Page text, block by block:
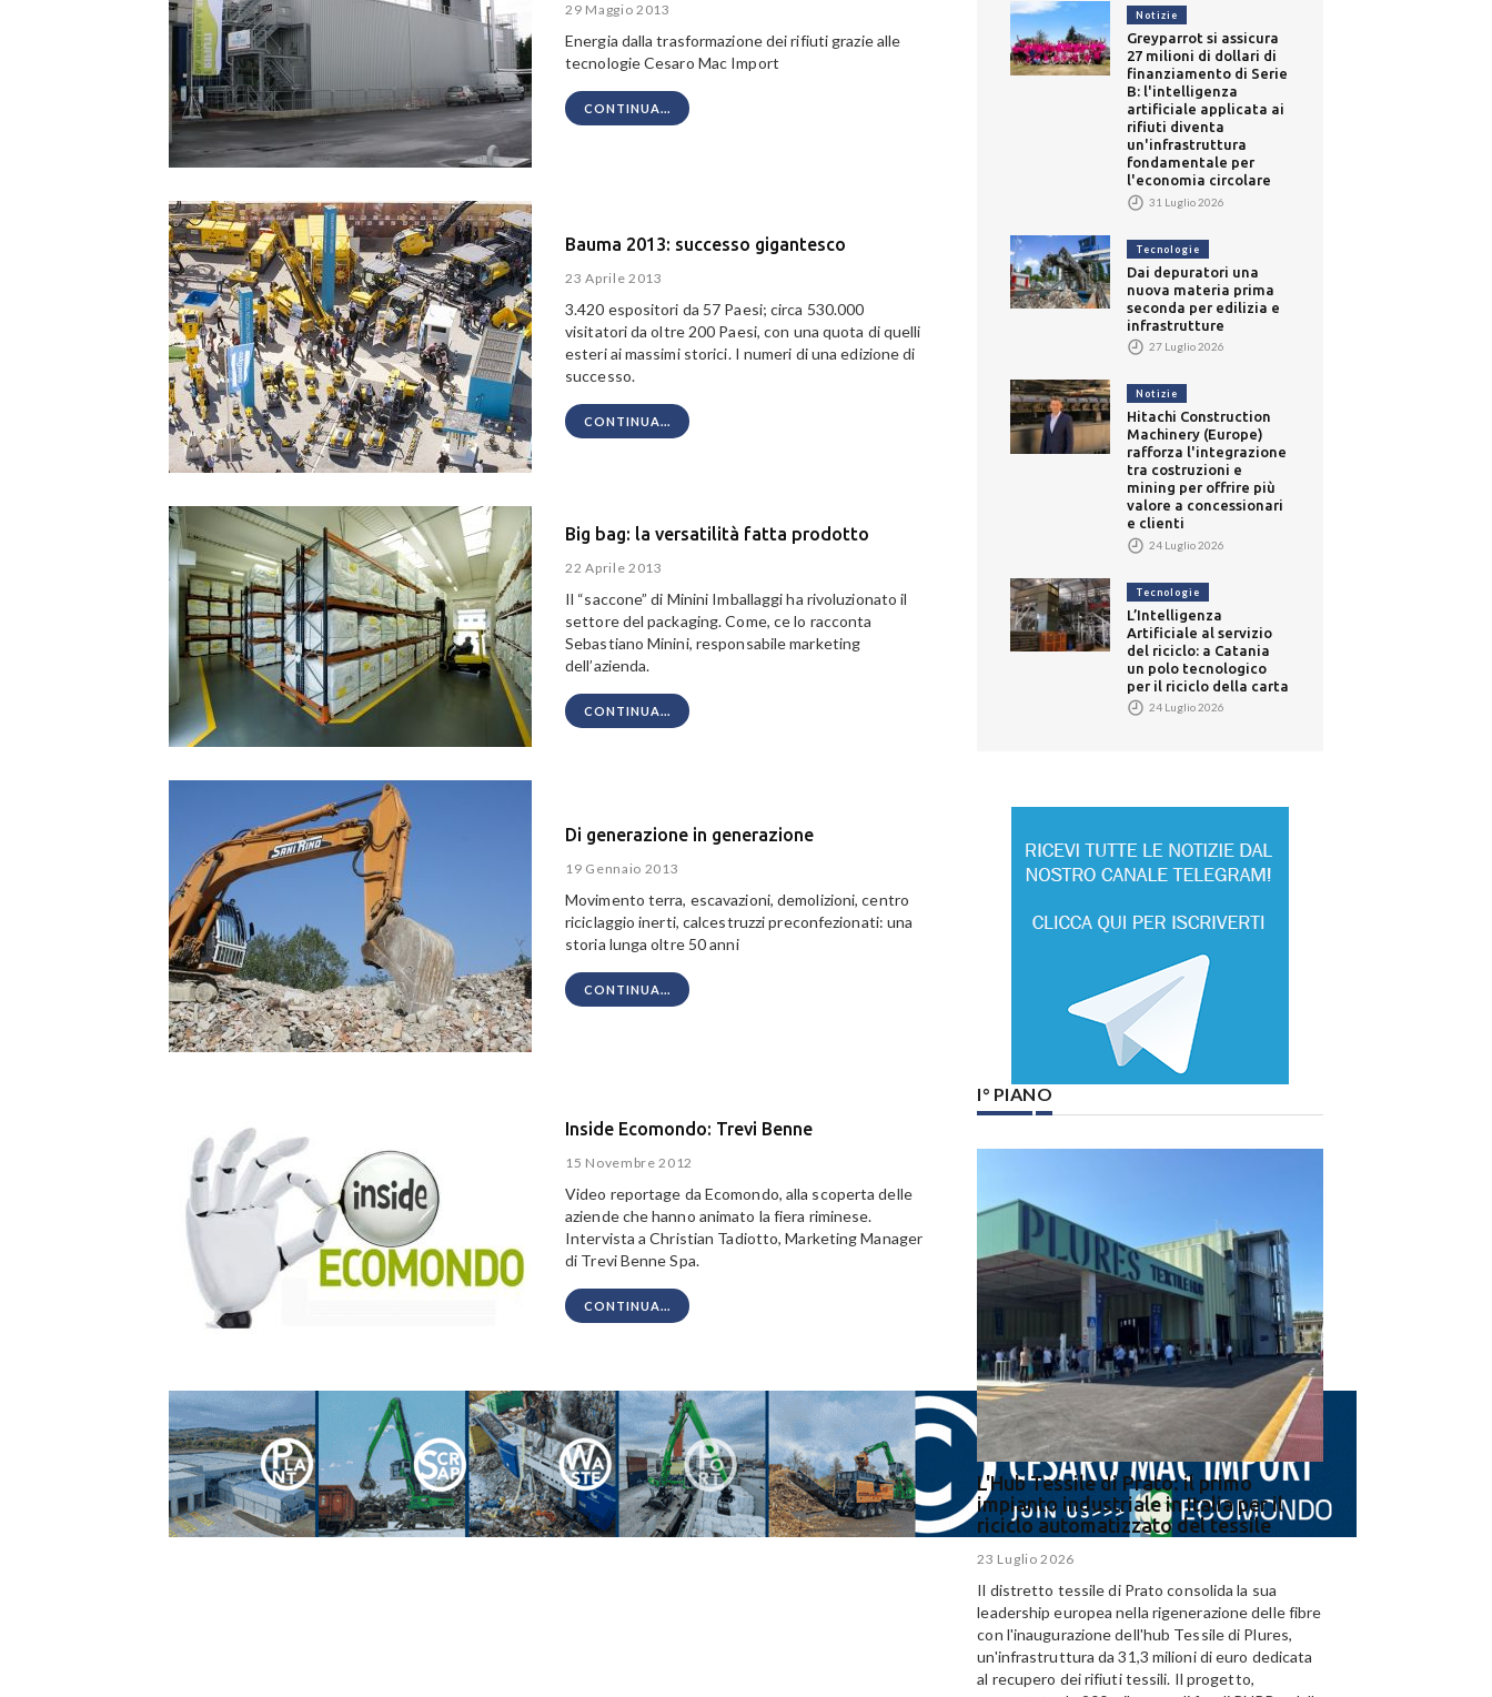
29 Maggio 2013
Energia dalla trasformazione dei rifiuti grazie alle
tecnologie Cesaro Mac Import
CONTINUA...
Bauma 2013: successo gigantesco
23 Aprile 2013
3.420 espositori da 57 Paesi; circa 530.000
visitatori da oltre 200 Paesi, con una quota di quelli
esteri ai massimi storici. I numeri di una edizione di
successo.
CONTINUA...
Big bag: la versatilità fatta prodotto
22 Aprile 2013
Il “saccone” di Minini Imballaggi ha rivoluzionato il
settore del packaging. Come, ce lo racconta
Sebastiano Minini, responsabile marketing
dell’azienda.
CONTINUA...
Di generazione in generazione
19 Gennaio 2013
Movimento terra, escavazioni, demolizioni, centro
riciclaggio inerti, calcestruzzi preconfezionati: una
storia lunga oltre 50 anni
CONTINUA...
Inside Ecomondo: Trevi Benne
15 Novembre 2012
Video reportage da Ecomondo, alla scoperta delle
aziende che hanno animato la fiera riminese.
Intervista a Christian Tadiotto, Marketing Manager
di Trevi Benne Spa.
CONTINUA...
Notizie
Greyparrot si assicura
27 milioni di dollari di
finanziamento di Serie
B: l'intelligenza
artificiale applicata ai
rifiuti diventa
un'infrastruttura
fondamentale per
l'economia circolare
31 Luglio 2026
Tecnologie
Dai depuratori una
nuova materia prima
seconda per edilizia e
infrastrutture
27 Luglio 2026
Notizie
Hitachi Construction
Machinery (Europe)
rafforza l'integrazione
tra costruzioni e
mining per offrire più
valore a concessionari
e clienti
24 Luglio 2026
Tecnologie
L’Intelligenza
Artificiale al servizio
del riciclo: a Catania
un polo tecnologico
per il riciclo della carta
24 Luglio 2026
I° PIANO
L'Hub Tessile di Prato: il primo
impianto industriale in Italia per il
riciclo automatizzato del tessile
23 Luglio 2026
Il distretto tessile di Prato consolida la sua
leadership europea nella rigenerazione delle fibre
con l'inaugurazione dell'hub Tessile di Plures,
un'infrastruttura da 31,3 milioni di euro dedicata
al recupero dei rifiuti tessili. Il progetto,
per il più grande
dell’alluminio